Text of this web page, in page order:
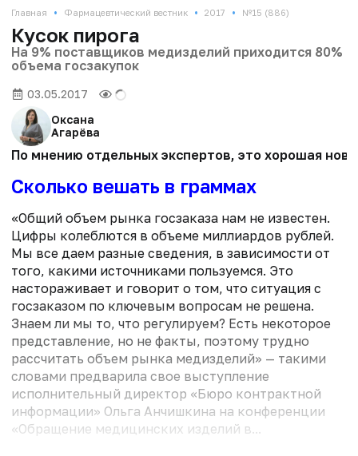
Главная • Фармацевтический вестник • 2017 • №15 (886)
Кусок пирога
На 9% поставщиков медизделий приходится 80%
объема госзакупок
03.05.2017
Оксана
Агарёва
По мнению отдельных экспертов, это хорошая
Сколько вешать в граммах
«Общий объем рынка госзаказа нам не известен.
Цифры колеблются в объеме миллиардов рублей.
Мы все даем разные сведения, в зависимости от
того, какими источниками пользуемся. Это
настораживает и говорит о том, что ситуация с
госзаказом по ключевым вопросам не решена.
Знаем ли мы то, что регулируем? Есть некоторое
представление, но не факты, поэтому трудно
рассчитать объем рынка медизделий» — такими
словами предварила свое выступление
исполнительный директор «Бюро контрактной
информации» Ольга Анчишкина на конференции
«Обращение медицинских изделий в...